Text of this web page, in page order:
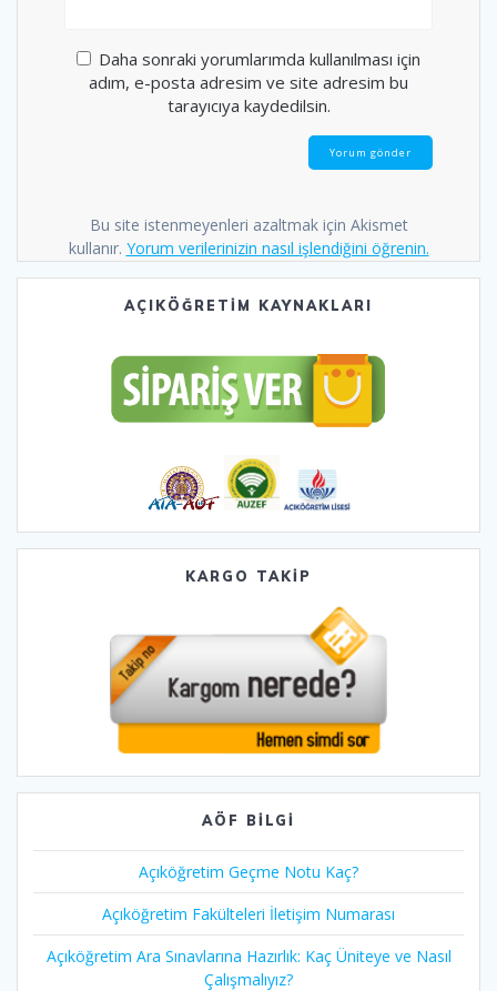
Daha sonraki yorumlarımda kullanılması için
adım, e-posta adresim ve site adresim bu
tarayıcıya kaydedilsin.
Bu site istenmeyenleri azaltmak için Akismet
kullanır. Yorum verilerinizin nasıl işlendiğini öğrenin.
AÇIKÖĞRETİM KAYNAKLARI
KARGO TAKİP
AÖF BILGI
Açıköğretim Geçme Notu Kaç?
Açıköğretim Fakülteleri İletişim Numarası
Açıköğretim Ara Sınavlarına Hazırlık: Kaç Üniteye ve Nasıl
Çalışmalıyız?